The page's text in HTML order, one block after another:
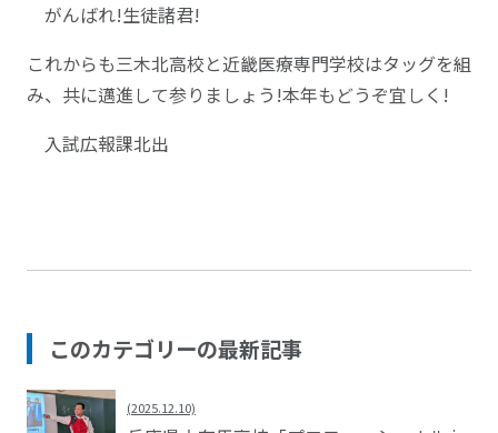
がんばれ!生徒諸君!
これからも三木北高校と近畿医療専門学校はタッグを組
み、共に邁進して参りましょう!本年もどうぞ宜しく!
入試広報課北出
このカテゴリーの最新記事
(2025.12.10)